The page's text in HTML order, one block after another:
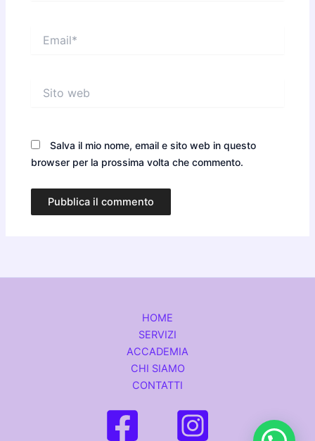
web
Salva il mio nome, email e sito web in questo
browser per la prossima volta che commento.
HOME
SERVIZI
ACCADEMIA
CHI SIAMO
CONTATTI